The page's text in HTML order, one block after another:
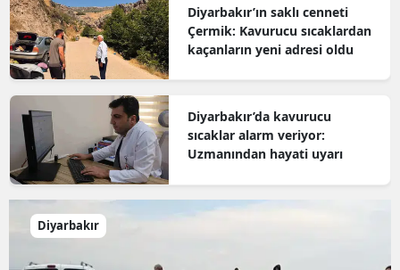
Diyarbakır’ın saklı cenneti
Çermik: Kavurucu sıcaklardan
kaçanların yeni adresi oldu
Diyarbakır’da kavurucu
sıcaklar alarm veriyor:
Uzmanından hayati uyarı
Diyarbakır